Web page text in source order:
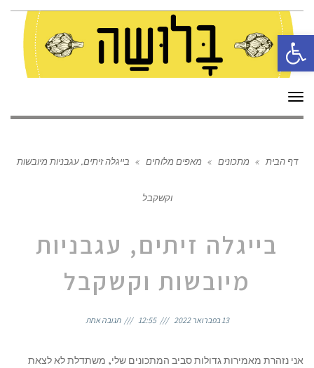
פתח סרגל נגישות
תפריט
דף הבית » מתכונים » מאפים מלוחים » בייגלה זיתים, עגבניות מיובשות
וקשקבל
בייגלה זיתים, עגבניות
מיובשות וקשקבל
13 בפברואר 2022 12:55 תגובה אחת
אני נזהרת מאמירות גדולות סביב המתכונים שלי, משתדלת לא לצאת